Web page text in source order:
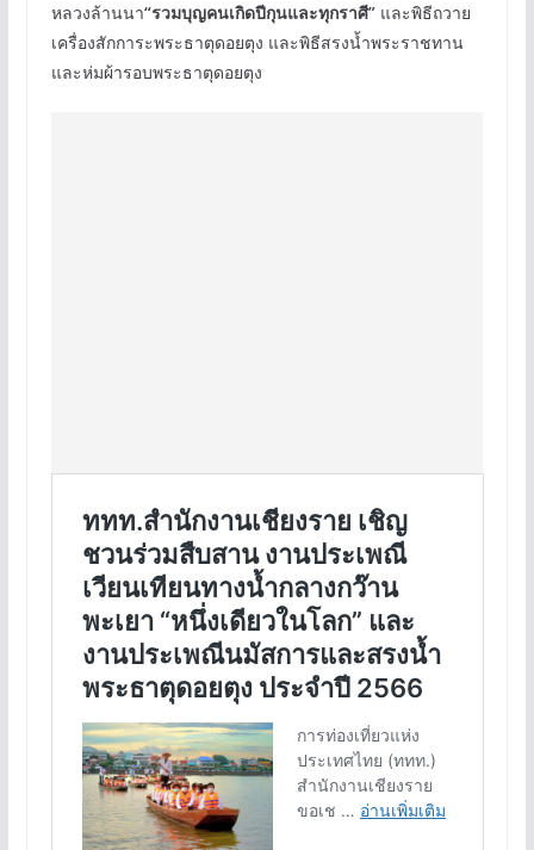
หลวงล้านนา“รวมบุญคนเกิดปีกุนและทุกราศี” และพิธีถวาย
เครื่องสักการะพระธาตุดอยตุง และพิธีสรงน้ำพระราชทาน
และห่มผ้ารอบพระธาตุดอยตุง